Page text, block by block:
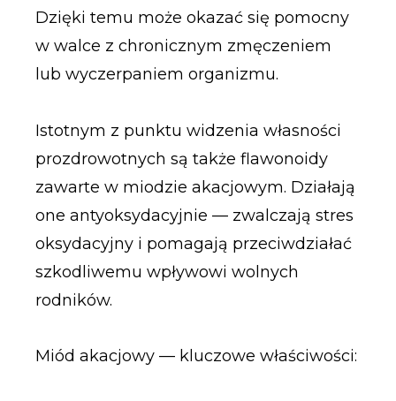
Dzięki temu może okazać się pomocny
w walce z chronicznym zmęczeniem
lub wyczerpaniem organizmu.
Istotnym z punktu widzenia własności
prozdrowotnych są także flawonoidy
zawarte w miodzie akacjowym. Działają
one antyoksydacyjnie — zwalczają stres
oksydacyjny i pomagają przeciwdziałać
szkodliwemu wpływowi wolnych
rodników.
Miód akacjowy — kluczowe właściwości: